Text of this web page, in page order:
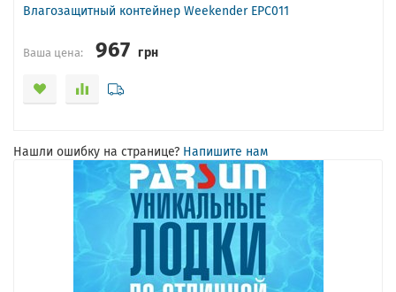
Влагозащитный контейнер Weekender EPC011
Ваша цена: 967 грн
Нашли ошибку на странице? Напишите нам